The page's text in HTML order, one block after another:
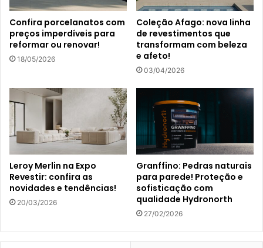
Confira porcelanatos com
preços imperdíveis para
reformar ou renovar!
18/05/2026
Coleção Afago: nova linha
de revestimentos que
transformam com beleza
e afeto!
03/04/2026
Leroy Merlin na Expo
Revestir: confira as
novidades e tendências!
20/03/2026
Granffino: Pedras naturais
para parede! Proteção e
sofisticação com
qualidade Hydronorth
27/02/2026